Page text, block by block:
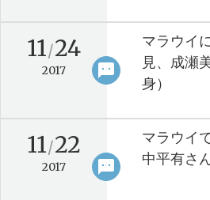
sms
11/24
2017
マラウイ
見、成瀬
身）
keyboard_arrow_right
sms
11/22
2017
マラウイ
中平有さ
keyboard_arrow_right